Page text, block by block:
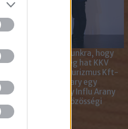
számunkra, hogy
Marketing Szövetség hat KKV
Gyémánt Díjjal, Turizmus Kft-
az Internet Hungary egy
KREATÍV pedig egy Influ Arany
ki cégünket közösségi